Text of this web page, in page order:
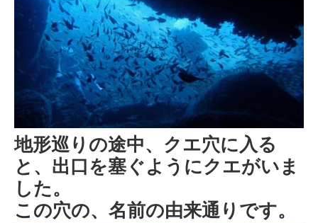
地形巡りの途中、クエ穴に入る
と、出口を塞ぐようにクエがいま
した。
この穴の、名前の由来通りです。